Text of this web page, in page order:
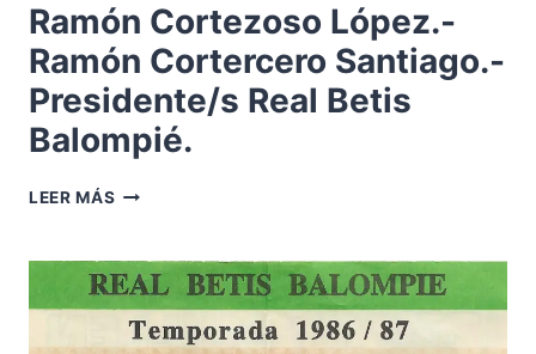
Ramón Cortezoso López.-
Ramón Cortercero Santiago.-
Presidente/s Real Betis
Balompié.
LEER MÁS RAMÓN
RAMÓN
CORTERCERO
SANTIAGO.-
PRESIDENTE/S